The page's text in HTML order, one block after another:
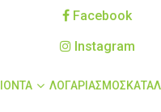
Facebook
Instagram
ΛΟΓΑΡΙΑΣΜΟΣ